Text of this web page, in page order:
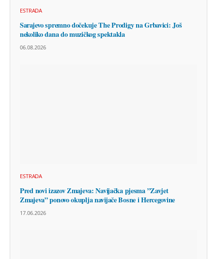
ESTRADA
Sarajevo spremno dočekuje The Prodigy na Grbavici: Još
nekoliko dana do muzičkog spektakla
06.08.2026
ESTRADA
Pred novi izazov Zmajeva: Navijačka pjesma ”Zavjet
Zmajeva” ponovo okuplja navijače Bosne i Hercegovine
17.06.2026